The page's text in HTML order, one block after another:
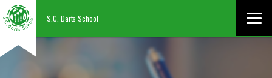
S.C. Darts School